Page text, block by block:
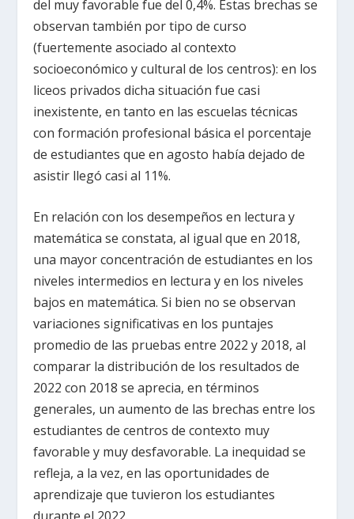
del muy favorable fue del 0,4%. Estas brechas se
observan también por tipo de curso
(fuertemente asociado al contexto
socioeconómico y cultural de los centros): en los
liceos privados dicha situación fue casi
inexistente, en tanto en las escuelas técnicas
con formación profesional básica el porcentaje
de estudiantes que en agosto había dejado de
asistir llegó casi al 11%.
En relación con los desempeños en lectura y
matemática se constata, al igual que en 2018,
una mayor concentración de estudiantes en los
niveles intermedios en lectura y en los niveles
bajos en matemática. Si bien no se observan
variaciones significativas en los puntajes
promedio de las pruebas entre 2022 y 2018, al
comparar la distribución de los resultados de
2022 con 2018 se aprecia, en términos
generales, un aumento de las brechas entre los
estudiantes de centros de contexto muy
favorable y muy desfavorable. La inequidad se
refleja, a la vez, en las oportunidades de
aprendizaje que tuvieron los estudiantes